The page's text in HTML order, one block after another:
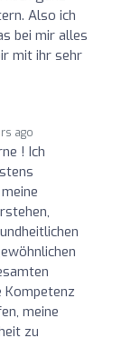
Also ich
bei mir alles
mit ihr sehr
ago
! Ich
Kompetenz
meine
zu